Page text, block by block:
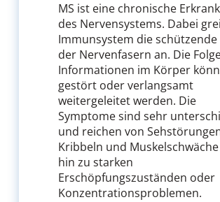
MS ist eine chronische
des Nervensystems. Dabei
Immunsystem die schützende
der Nervenfasern an. Die
Informationen im Körper
gestört oder verlangsamt
weitergeleitet werden. Die
Symptome sind sehr
und reichen von
Kribbeln und
hin zu starken
Erschöpfungszuständen oder
Konzentrationsproblemen.